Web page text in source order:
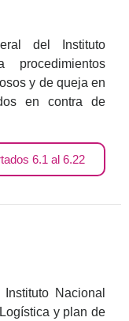
del Instituto
y de queja en
en contra de
6.1 al 6.22
Nacional
y plan de